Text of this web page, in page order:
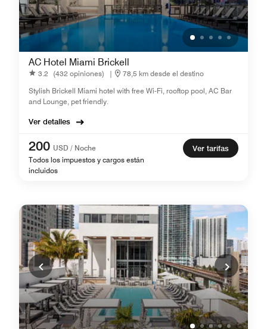
AC Hotel Miami Brickell
3.2 (432 opiniones) |
78,5 km desde el destino
Stylish Brickell Miami hotel with free Wi-Fi, rooftop pool, AC Bar
and Lounge, pet friendly.
Ver detalles
200 USD / Noche
Todos los impuestos y cargos están
incluidos
Ver tarifas